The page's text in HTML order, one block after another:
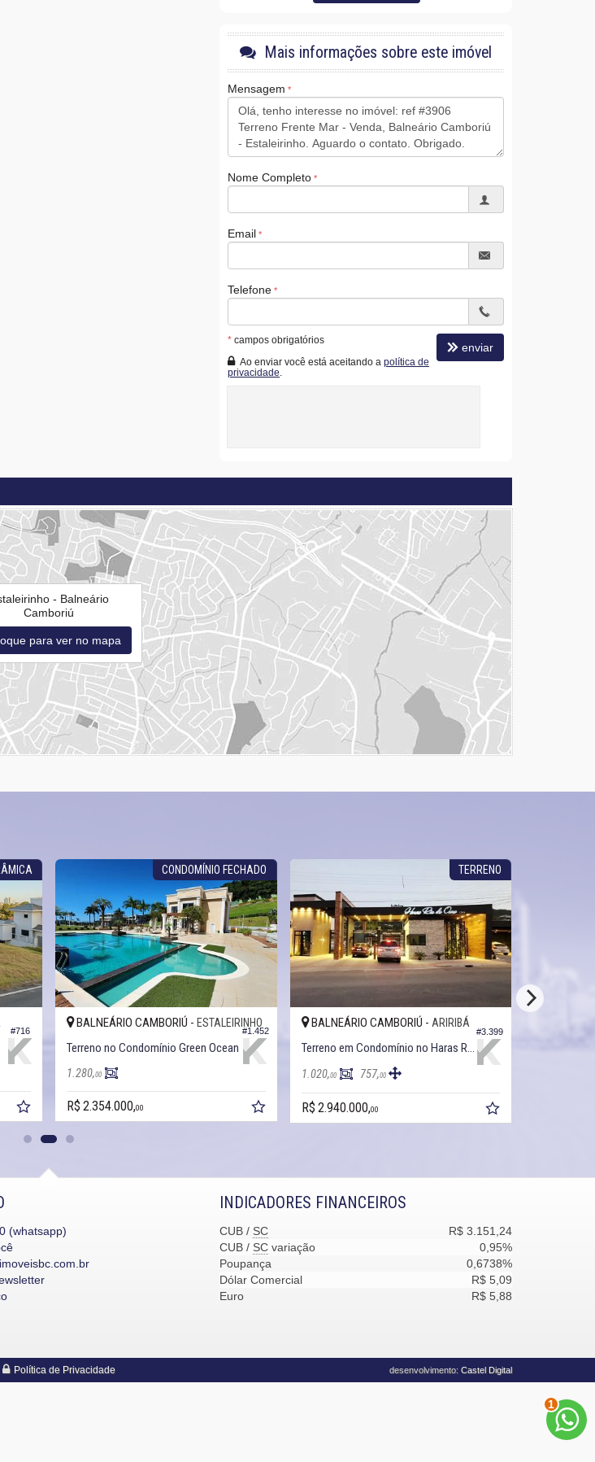
Mais informações sobre este imóvel
Mensagem
Nome Completo
Email
Telefone
* campos obrigatórios
Ao enviar você está aceitando a política de
privacidade
enviar
- Balneário
Camboriú
para ver no mapa
#716
CONDOMÍNIO FECHADO
#1.452
BALNEÁRIO CAMBORIÚ - ESTALEIRINHO
Terreno no Condomínio Green Ocean
1.280,00
R$ 2.354.000,00
TERRENO
#3.399
BALNEÁRIO CAMBORIÚ - ARIRIBÁ
Terreno em Condomínio no Haras Rio do Ouro - Cond. Residencial
1.020,00 757,00
R$ 2.940.000,00
(whatsapp)
INDICADORES FINANCEIROS
CUB / SC
R$ 3.151,24
CUB / SC variação
0,95%
Poupança
0,6738%
Dólar Comercial
R$ 5,09
Euro
R$ 5,88
Política de Privacidade desenvolvimento: Castel Digital
2